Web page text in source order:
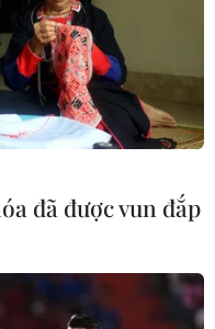
không
thí
mối
đã được vun đắp